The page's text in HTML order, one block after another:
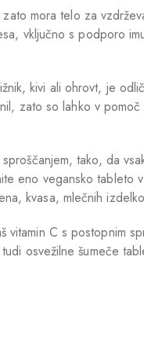
mora telo za
vključno s podporo
kivi ali ohrovt, je
zato so lahko v
tako, da
eno vegansko
kvasa, mlečnih
C s postopnim
osvežilne šumeče